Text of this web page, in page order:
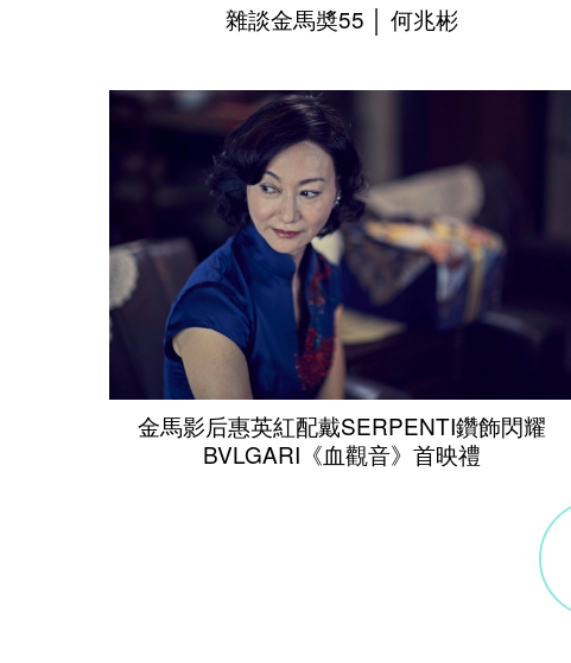
雜談金馬奬55 │ 何兆彬
金馬影后惠英紅配戴SERPENTI鑽飾閃耀
BVLGARI《血觀音》首映禮